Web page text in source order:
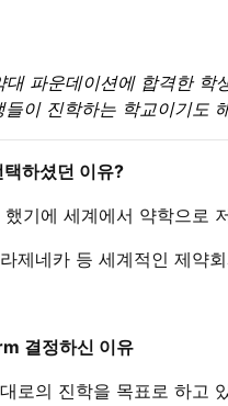
대 파운데이션에 합격한 학
들이 진학하는 학교이기도
하셨던 이유?
기에 세계에서 약학으로
제네카 등 세계적인 제약
결정하신 이유
로의 진학을 목표로 하고